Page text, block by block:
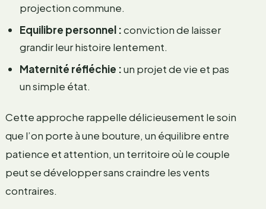
projection commune.
Equilibre personnel :conviction de laisser
grandir leur histoire lentement.
Maternité réfléchie :un projet de vie et pas
un simple état.
Cette approche rappelle délicieusement le soin
que l’on porte à une bouture, un équilibre entre
patience et attention, un territoire où le couple
peut se développer sans craindre les vents
contraires.